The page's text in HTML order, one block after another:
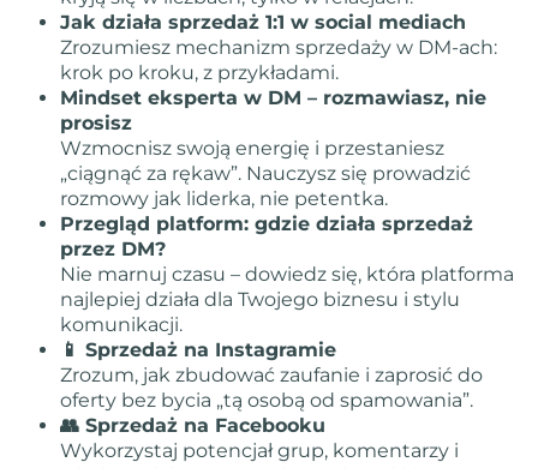
Jak działa sprzedaż 1:1 w social mediach
Zrozumiesz mechanizm sprzedaży w DM-ach:
krok po kroku, z przykładami.
Mindset eksperta w DM – rozmawiasz, nie
prosisz
Wzmocnisz swoją energię i przestaniesz
„ciągnąć za rękaw”. Nauczysz się prowadzić
rozmowy jak liderka, nie petentka.
Przegląd platform: gdzie działa sprzedaż
przez DM?
Nie marnuj czasu – dowiedz się, która platforma
najlepiej działa dla Twojego biznesu i stylu
komunikacji.
📱 Sprzedaż na Instagramie
Zrozum, jak zbudować zaufanie i zaprosić do
oferty bez bycia „tą osobą od spamowania”.
👥 Sprzedaż na Facebooku
Wykorzystaj potencjał grup, komentarzy i